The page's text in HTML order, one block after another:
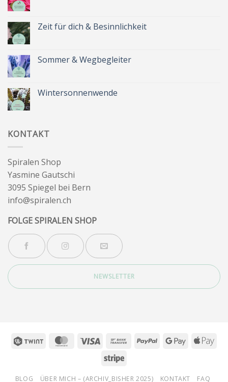
Spätsommer
&
Zeit für dich & Besinnlichkeit
Zeit
für
Sommer & Wegbegleiter
Sommer
&
Wintersonnenwende
KONTAKT
Spiralen Shop
Yasmine Gautschi
3095 Spiegel bei Bern
info@spiralen.ch
FOLGE SPIRALEN SHOP
NEWSLETTER
Twint MasterCard
Visa
Bank
PayPal
Google
Stripe
BLOG ÜBER MICH – (ARCHIV_BISHER 2025) KONTAKT
FAQ